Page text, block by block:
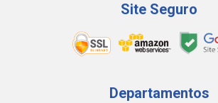
Site Seguro
Departamentos